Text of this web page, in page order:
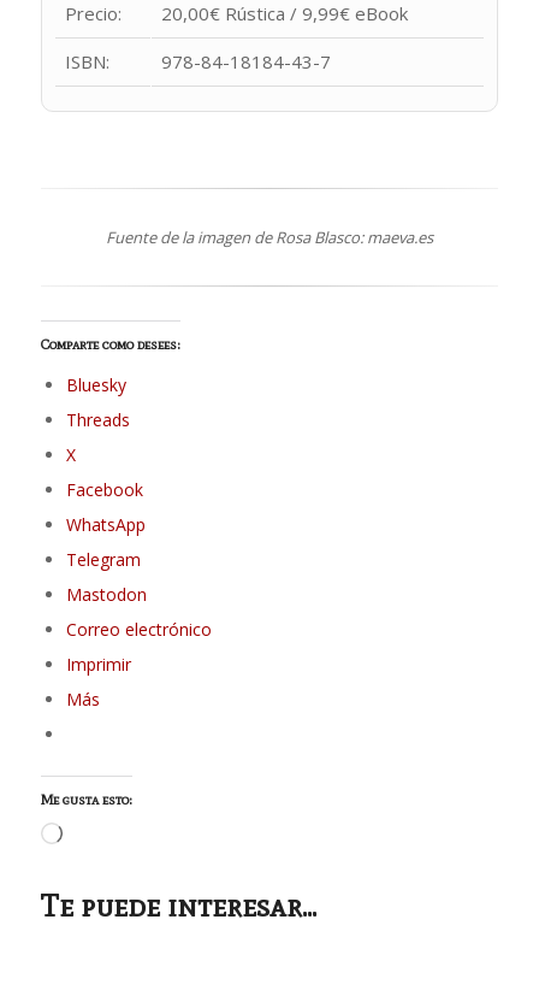
Precio:
20,00€ Rústica / 9,99€ eBook
ISBN:
978-84-18184-43-7
Fuente de la imagen de Rosa Blasco: maeva.es
Comparte como desees:
Bluesky
Threads
X
Facebook
WhatsApp
Telegram
Mastodon
Correo electrónico
Imprimir
Más
Me gusta esto:
Cargando...
Te puede interesar...